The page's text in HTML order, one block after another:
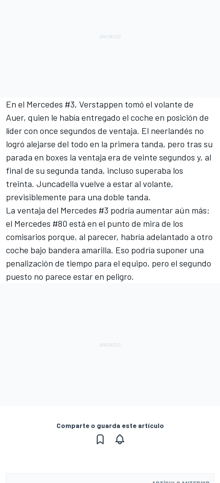
En el Mercedes #3, Verstappen tomó el volante de
Auer, quien le había entregado el coche en posición de
líder con once segundos de ventaja. El neerlandés no
logró alejarse del todo en la primera tanda, pero tras su
parada en boxes la ventaja era de veinte segundos y, al
final de su segunda tanda, incluso superaba los
treinta. Juncadella vuelve a estar al volante,
previsiblemente para una doble tanda.
La ventaja del Mercedes #3 podría aumentar aún más:
el Mercedes #80 está en el punto de mira de los
comisarios porque, al parecer, habría adelantado a otro
coche bajo bandera amarilla. Eso podría suponer una
penalización de tiempo para el equipo, pero el segundo
puesto no parece estar en peligro.
Comparte o guarda este artículo